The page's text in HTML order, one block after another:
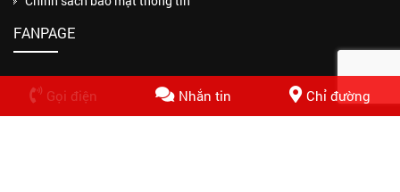
FANPAGE
Gọi điện Nhắn tin Chỉ đường